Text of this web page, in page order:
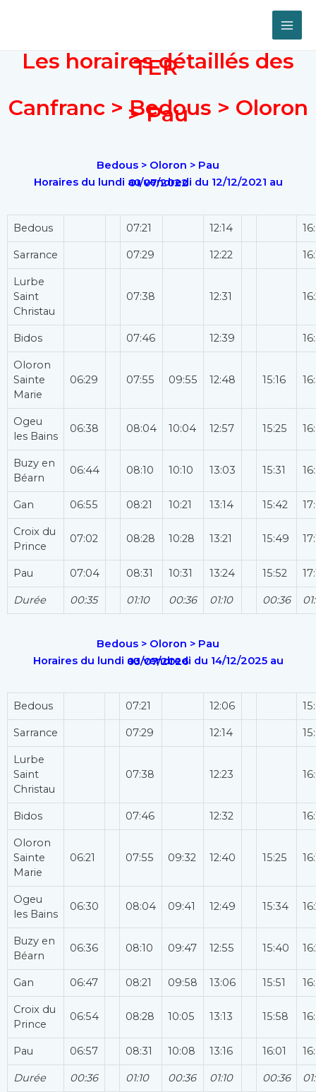
Les horaires détaillés des
TER
Canfranc > Bedous > Oloron
> Pau
Bedous > Oloron > Pau
Horaires du lundi au vendredi du 12/12/2021 au 01/07/2022
Bedous 07:21 12:14
Sarrance 07:29 12:22
Lurbe
Saint
Christau
07:38 12:31
Bidos 07:46 12:39
Oloron
Sainte
Marie
06:29 07:55 09:55 12:48 15:16
Ogeu
les Bains
06:38 08:04 10:04 12:57 15:25
Buzy en
Béarn
06:44 08:10 10:10 13:03 15:31
Gan 06:55 08:21 10:21 13:14 15:42
Croix du
Prince
07:02 08:28 10:28 13:21 15:49
Pau 07:04 08:31 10:31 13:24 15:52
Durée 00:35 01:10 00:36 01:10 00:36
Bedous > Oloron > Pau
Horaires du lundi au vendredi du 14/12/2025 au 03/07/2026
Bedous 07:21 12:06
Sarrance 07:29 12:14
Lurbe
Saint
Christau
07:38 12:23
Bidos 07:46 12:32
Oloron
Sainte
Marie
06:21 07:55 09:32 12:40 15:25
Ogeu
les Bains
06:30 08:04 09:41 12:49 15:34
Buzy en
Béarn
06:36 08:10 09:47 12:55 15:40
Gan 06:47 08:21 09:58 13:06 15:51
Croix du
Prince
06:54 08:28 10:05 13:13 15:58
Pau 06:57 08:31 10:08 13:16 16:01
Durée 00:36 01:10 00:36 01:10 00:36